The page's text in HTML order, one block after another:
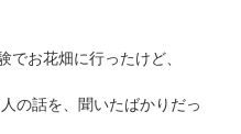
でお花畑に行ったけど、
の話を、聞いたばかりだっ